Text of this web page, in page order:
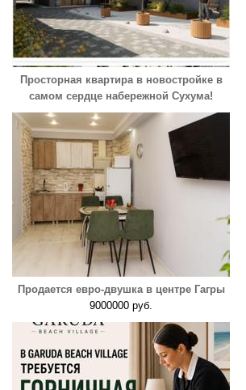
Просторная квартира в новостройке в
самом сердце набережной Сухума!
Продается евро-двушка в центре Гагры
9000000 руб.